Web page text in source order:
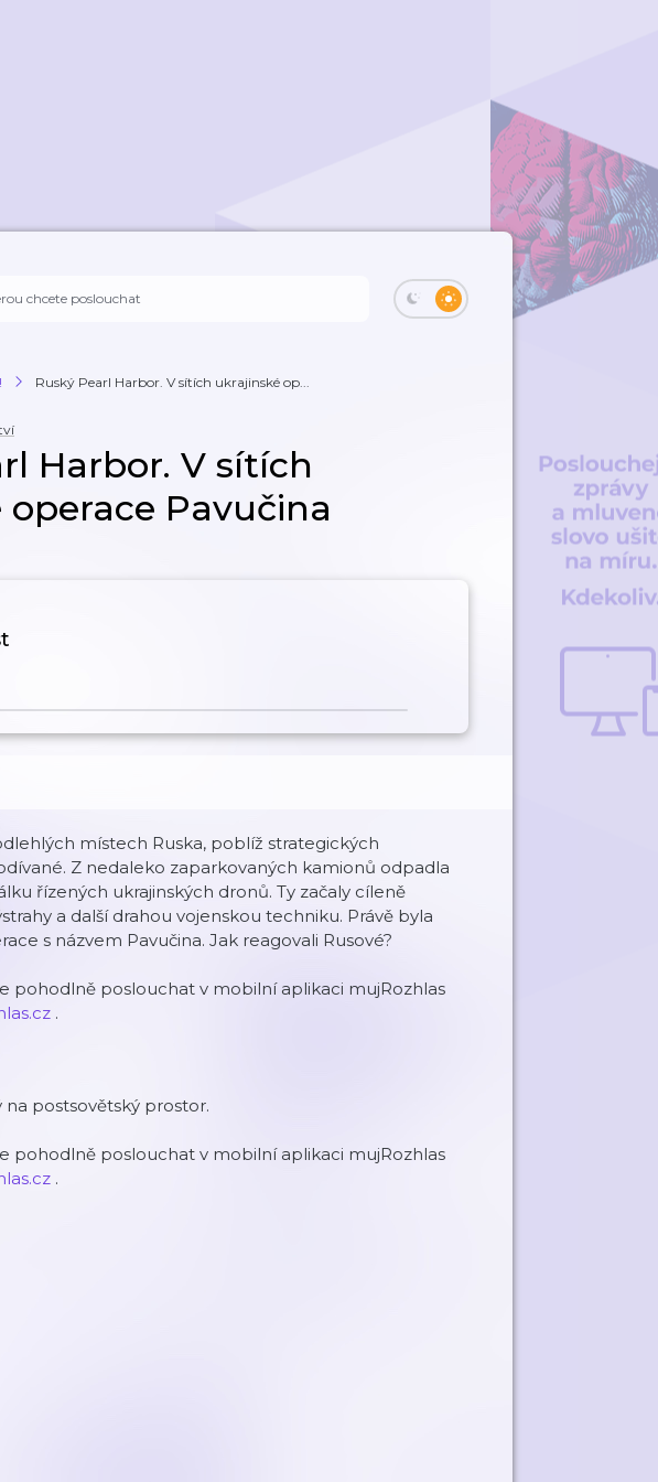
Ruský Pearl Harbor. V sítích ukrajinské op...
Harbor. V sítích
Pavučina
místech Ruska, poblíž strategických
Z nedaleko zaparkovaných kamionů odpadla
řízených ukrajinských dronů. Ty začaly cíleně
a další drahou vojenskou techniku. Právě byla
s názvem Pavučina. Jak reagovali Rusové?
pohodlně poslouchat v mobilní aplikaci mujRozhlas
.
postsovětský prostor.
pohodlně poslouchat v mobilní aplikaci mujRozhlas
.